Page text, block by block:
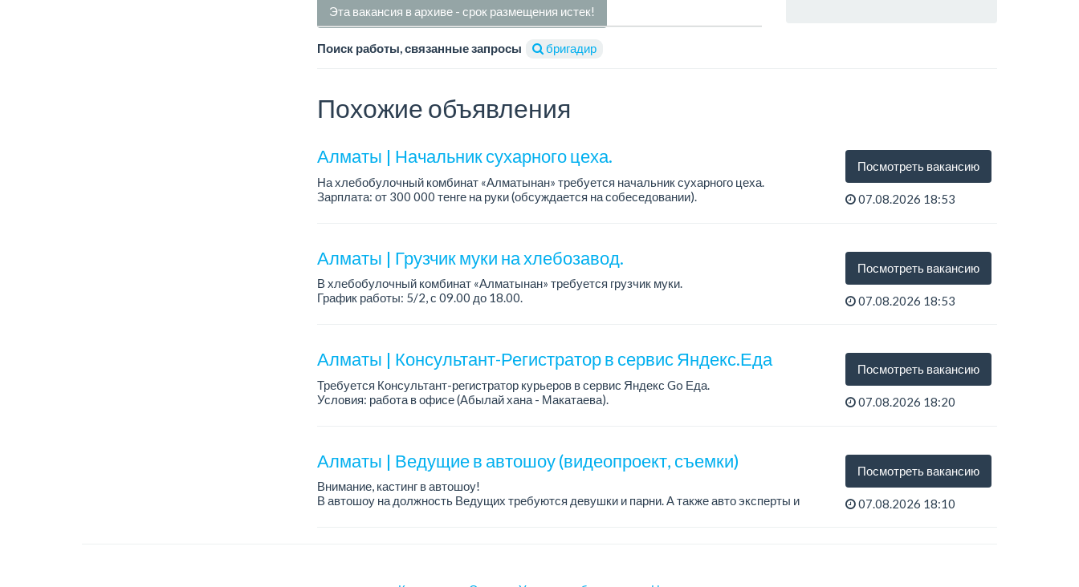
Эта вакансия в архиве - срок размещения истек!
Поиск работы, связанные запросы бригадир
Похожие объявления
Алматы | Начальник сухарного цеха.
На хлебобулочный комбинат «Алматынан» требуется начальник сухарного цеха.
Зарплата: от 300 000 тенге на руки (обсуждается на собеседовании).
Посмотреть вакансию
07.08.2026 18:53
Алматы | Грузчик муки на хлебозавод.
В хлебобулочный комбинат «Алматынан» требуется грузчик муки.
График работы: 5/2, с 09.00 до 18.00.
Посмотреть вакансию
07.08.2026 18:53
Алматы | Консультант-Регистратор в сервис Яндекс.Еда
Требуется Консультант-регистратор курьеров в сервис Яндекс Go Еда.
Условия: работа в офисе (Абылай хана - Макатаева).
Посмотреть вакансию
07.08.2026 18:20
Алматы | Ведущие в автошоу (видеопроект, съемки)
Внимание, кастинг в автошоу!
В автошоу на должность Ведущих требуются девушки и парни. А также авто эксперты и
Посмотреть вакансию
07.08.2026 18:10